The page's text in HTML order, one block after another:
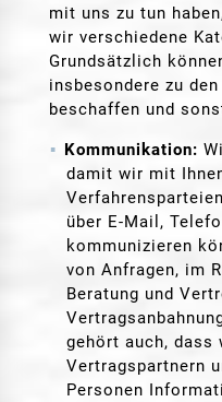
mit uns zu tun
wir verschiedene
Grundsätzlich
insbesondere zu
beschaffen und
Kommunikation:
damit wir mit
über E-Mail,
kommunizieren
von Anfragen, im
Beratung und
gehört auch, dass
Vertragspartnern
Personen